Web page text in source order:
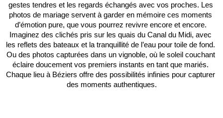
gestes tendres et les regards échangés avec vos proches. Les
photos de mariage servent à garder en mémoire ces moments
d’émotion pure, que vous pourrez revivre encore et encore.
Imaginez des clichés pris sur les quais du Canal du Midi, avec
les reflets des bateaux et la tranquillité de l’eau pour toile de fond.
Ou des photos capturées dans un vignoble, où le soleil couchant
éclaire doucement vos premiers instants en tant que mariés.
Chaque lieu à Béziers offre des possibilités infinies pour capturer
des moments authentiques.